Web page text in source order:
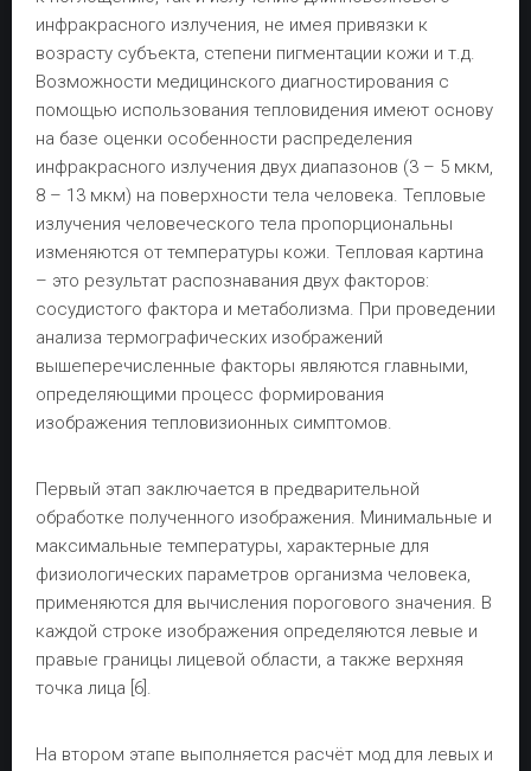
инфракрасного излучения, не имея привязки к
возрасту субъекта, степени пигментации кожи и т.д.
Возможности медицинского диагностирования с
помощью использования тепловидения имеют основу
на базе оценки особенности распределения
инфракрасного излучения двух диапазонов (3 – 5 мкм,
8 – 13 мкм) на поверхности тела человека. Тепловые
излучения человеческого тела пропорциональны
изменяются от температуры кожи. Тепловая картина
– это результат распознавания двух факторов:
сосудистого фактора и метаболизма. При проведении
анализа термографических изображений
вышеперечисленные факторы являются главными,
определяющими процесс формирования
изображения тепловизионных симптомов.
Первый этап заключается в предварительной
обработке полученного изображения. Минимальные и
максимальные температуры, характерные для
физиологических параметров организма человека,
применяются для вычисления порогового значения. В
каждой строке изображения определяются левые и
правые границы лицевой области, а также верхняя
точка лица [6].
На втором этапе выполняется расчёт мод для левых и